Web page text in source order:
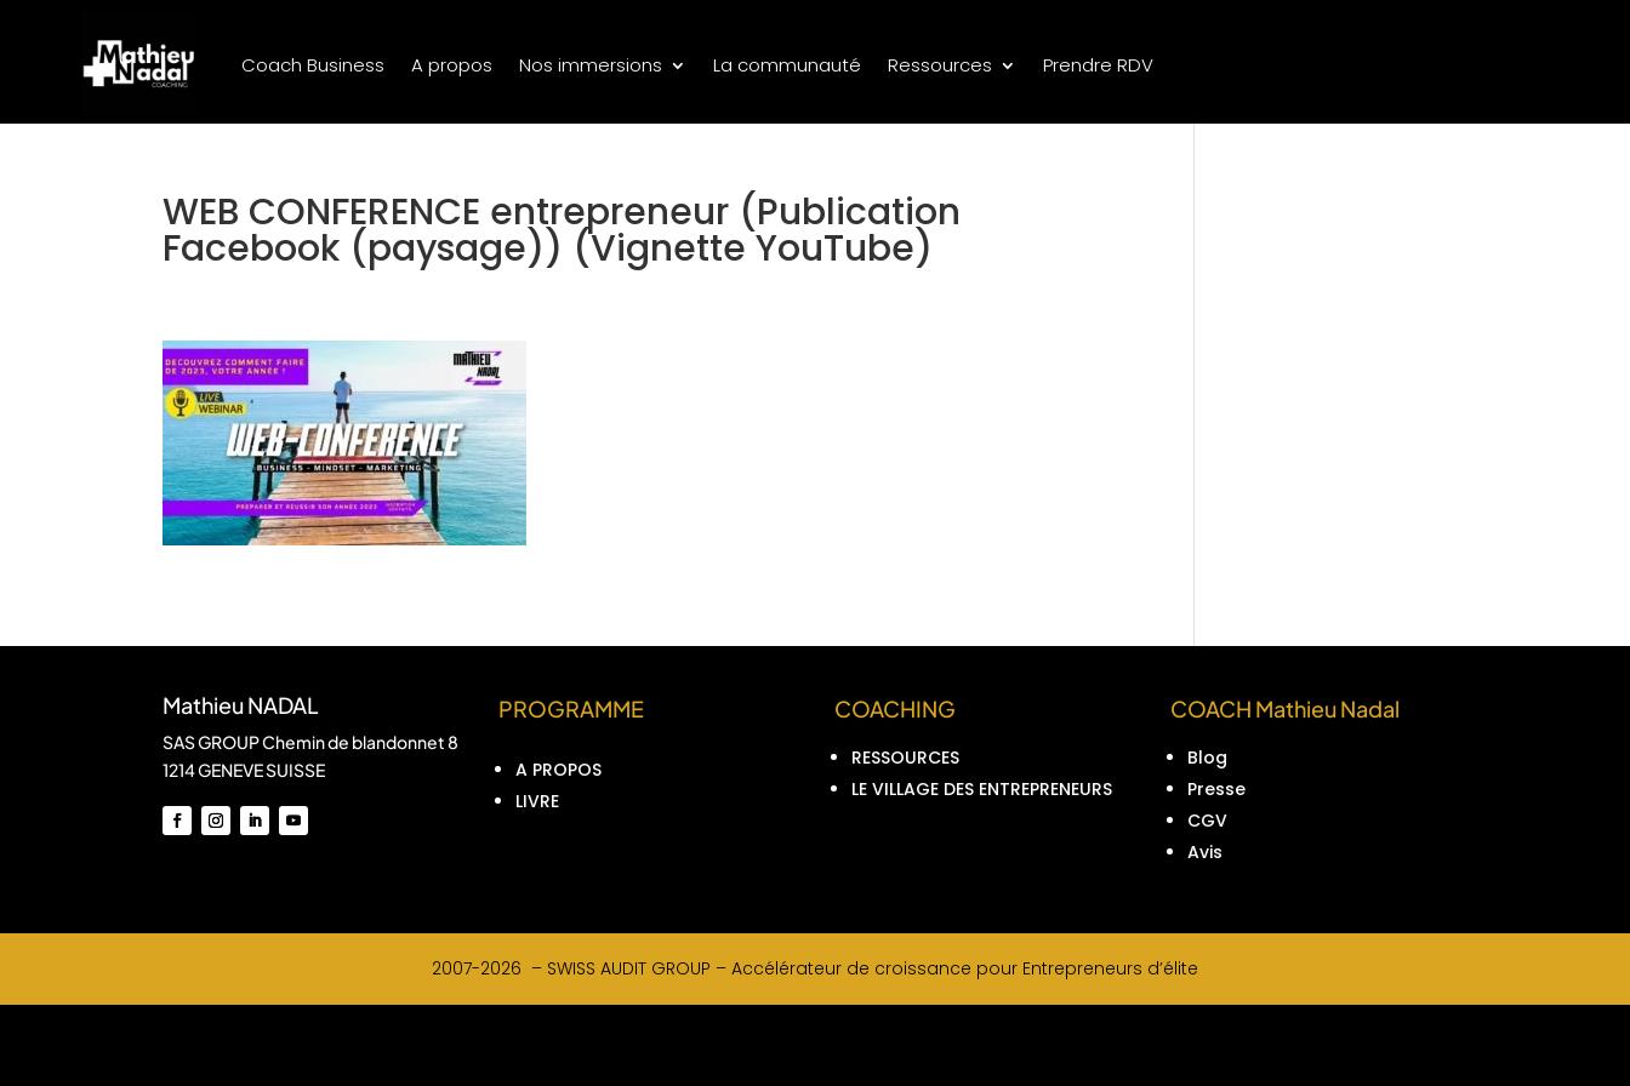
Coach Business A propos Nos immersions La communauté Ressources Prendre RDV
WEB CONFERENCE entrepreneur (Publication
Facebook (paysage)) (Vignette YouTube)
Mathieu NADAL
SAS GROUP Chemin de blandonnet 8
1214 GENEVE SUISSE
PROGRAMME
A PROPOS
LIVRE
COACHING
RESSOURCES
LE VILLAGE DES ENTREPRENEURS
COACH Mathieu Nadal
Blog
Presse
CGV
Avis
2007-2026 – SWISS AUDIT GROUP – Accélérateur de croissance pour Entrepreneurs d’élite